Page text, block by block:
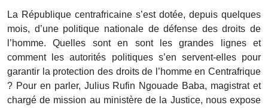
La République centrafricaine s’est dotée, depuis quelques
mois, d’une politique nationale de défense des droits de
l’homme. Quelles sont en sont les grandes lignes et
comment les autorités politiques s’en servent-elles pour
garantir la protection des droits de l’homme en Centrafrique
? Pour en parler, Julius Rufin Ngouade Baba, magistrat et
chargé de mission au ministère de la Justice, nous expose